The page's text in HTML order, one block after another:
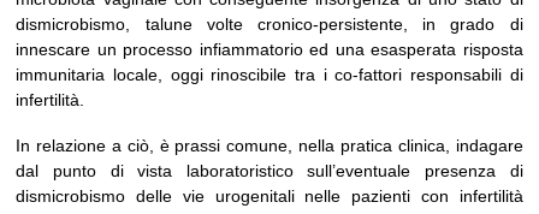
dismicrobismo, talune volte cronico-persistente, in grado di
innescare un processo infiammatorio ed una esasperata risposta
immunitaria locale, oggi rinoscibile tra i co-fattori responsabili di
infertilità.
In relazione a ciò, è prassi comune, nella pratica clinica, indagare
dal punto di vista laboratoristico sull’eventuale presenza di
dismicrobismo delle vie urogenitali nelle pazienti con infertilità